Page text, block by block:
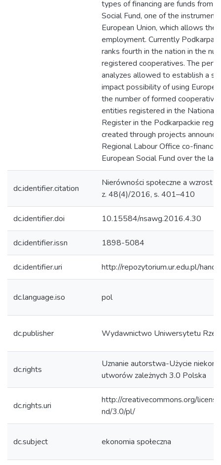
types of financing are funds from
Social Fund, one of the
European Union, which allows the
employment. Currently
ranks fourth in the nation in the
registered cooperatives. The
analyzes allowed to establish a
impact possibility of using
the number of formed
entities registered in the National
Register in the Podkarpackie
created through projects
Regional Labour Office co-
European Social Fund over the
dc.identifier.citation
Nierówności społeczne a wzrost
z. 48(4)/2016, s. 401–410
dc.identifier.doi 10.15584/nsawg.2016.4.30
dc.identifier.issn 1898-5084
dc.identifier.uri http://repozytorium.ur.edu.pl/
dc.language.iso pol
dc.publisher Wydawnictwo Uniwersytetu
dc.rights
Uznanie autorstwa-Użycie
utworów zależnych 3.0 Polska
dc.rights.uri
http://creativecommons.org/
nd/3.0/pl/
dc.subject ekonomia społeczna